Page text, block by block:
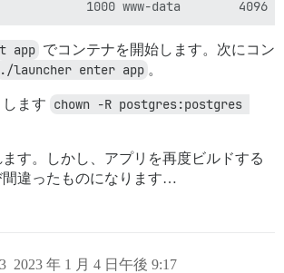
app でコンテナを開始します。次にコン
./launcher enter app 。
ます chown -R postgres:postgres
す。しかし、アプリを再度ビルドする
間違ったものになります…
2023 年 1 月 4 日午後 9:17
3